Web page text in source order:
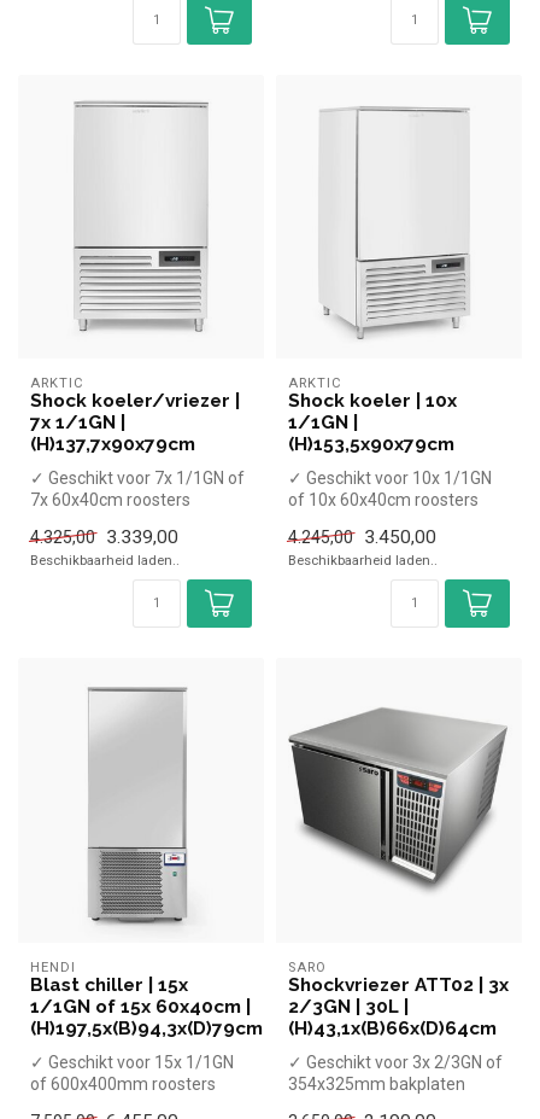
ARKTIC
Shock koeler/vriezer |
7x 1/1GN |
(H)137,7x90x79cm
✓ Geschikt voor 7x 1/1GN of
7x 60x40cm roosters
vrie...
4.325,00 3.339,00
Beschikbaarheid laden..
ARKTIC
Shock koeler | 10x
1/1GN |
(H)153,5x90x79cm
✓ Geschikt voor 10x 1/1GN
of 10x 60x40cm roosters
vr...
4.245,00 3.450,00
Beschikbaarheid laden..
HENDI
Blast chiller | 15x
1/1GN of 15x 60x40cm |
(H)197,5x(B)94,3x(D)79cm
✓ Geschikt voor 15x 1/1GN
of 600x400mm roosters
SARO
Shockvriezer ATT02 | 3x
2/3GN | 30L |
(H)43,1x(B)66x(D)64cm
✓ Geschikt voor 3x 2/3GN of
354x325mm bakplaten